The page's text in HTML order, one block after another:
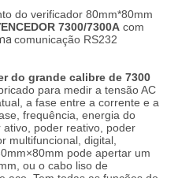
do verificador 80mm*80mm
7300/7300Acom
comunicação RS232
do grande calibre de 7300
para medir a tensão AC
a fase entre a corrente e a
frequência, energia do
poder reativo, poder
multifuncional, digital,
pode apertar um
ou o cabo liso de